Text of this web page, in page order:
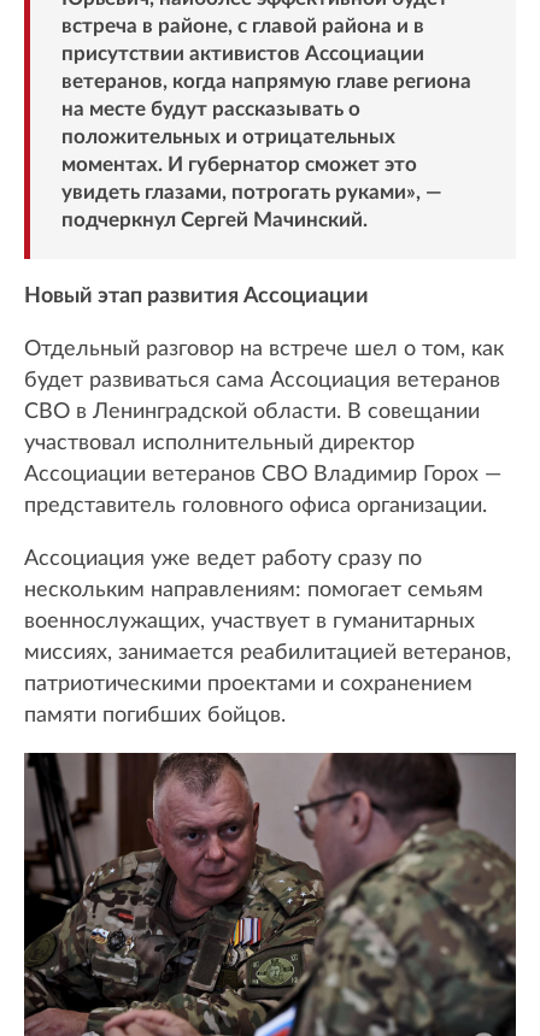
встреча в районе, с главой района и в
присутствии активистов Ассоциации
ветеранов, когда напрямую главе региона
на месте будут рассказывать о
положительных и отрицательных
моментах. И губернатор сможет это
увидеть глазами, потрогать руками», —
подчеркнул Сергей Мачинский.
Новый этап развития Ассоциации
Отдельный разговор на встрече шел о том, как
будет развиваться сама Ассоциация ветеранов
СВО в Ленинградской области. В совещании
участвовал исполнительный директор
Ассоциации ветеранов СВО Владимир Горох —
представитель головного офиса организации.
Ассоциация уже ведет работу сразу по
нескольким направлениям: помогает семьям
военнослужащих, участвует в гуманитарных
миссиях, занимается реабилитацией ветеранов,
патриотическими проектами и сохранением
памяти погибших бойцов.